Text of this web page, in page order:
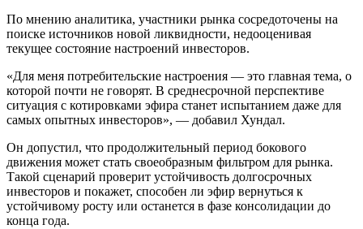
По мнению аналитика, участники рынка сосредоточены на
поиске источников новой ликвидности, недооценивая
текущее состояние настроений инвесторов.
«Для меня потребительские настроения — это главная тема, о
которой почти не говорят. В среднесрочной перспективе
ситуация с котировками эфира станет испытанием даже для
самых опытных инвесторов», — добавил Хундал.
Он допустил, что продолжительный период бокового
движения может стать своеобразным фильтром для рынка.
Такой сценарий проверит устойчивость долгосрочных
инвесторов и покажет, способен ли эфир вернуться к
устойчивому росту или останется в фазе консолидации до
конца года.